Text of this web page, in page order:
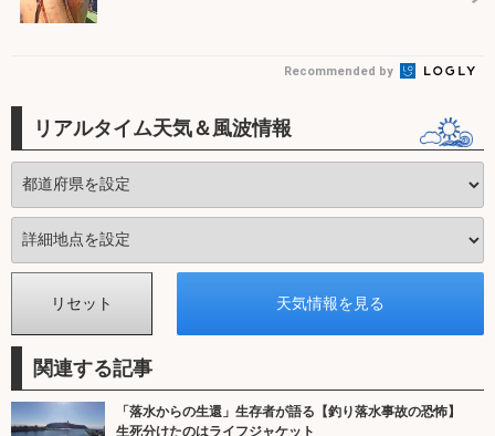
Recommended by
リアルタイム天気＆風波情報
関連する記事
「落水からの生還」生存者が語る【釣り落水事故の恐怖】
生死分けたのはライフジャケット